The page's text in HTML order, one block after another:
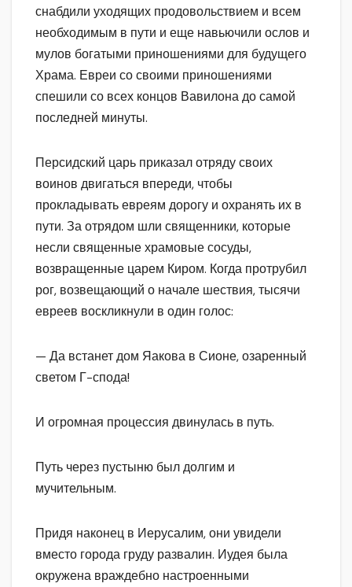
снабдили уходящих продовольствием и всем
необходимым в пути и еще навьючили ослов и
мулов богатыми приношениями для будущего
Храма. Евреи со своими приношениями
спешили со всех концов Вавилона до самой
последней минуты.
Персидский царь приказал отряду своих
воинов двигаться впереди, чтобы
прокладывать евреям дорогу и охранять их в
пути. За отрядом шли священники, которые
несли священные храмовые сосуды,
возвращенные царем Киром. Когда протрубил
рог, возвещающий о начале шествия, тысячи
евреев воскликнули в один голос:
— Да встанет дом Яакова в Сионе, озаренный
светом Г-спода!
И огромная процессия двинулась в путь.
Путь через пустыню был долгим и
мучительным.
Придя наконец в Иерусалим, они увидели
вместо города груду развалин. Иудея была
окружена враждебно настроенными